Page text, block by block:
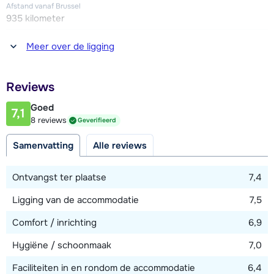
Afstand vanaf Brussel
935 kilometer
Afstand tot winkel(s)
1500 meter
1500 meter
Afstand tot piste
1200 meter
Meer over de ligging
Reviews
7,1 Goed
8 reviews Geverifieerd
Samenvatting Alle reviews
Ontvangst ter plaatse
7,4
Ligging van de accommodatie
7,5
Comfort / inrichting
6,9
Hygiëne / schoonmaak
7,0
Faciliteiten in en rondom de accommodatie
6,4